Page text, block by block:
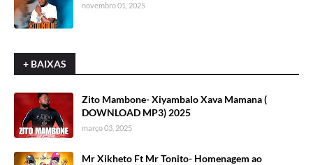
novembro 01, 2025
+ BAIXAS
Zito Mambone- Xiyambalo Xava Mamana (
DOWNLOAD MP3) 2025
março 03, 2025
Mr Xikheto Ft Mr Tonito- Homenagem ao